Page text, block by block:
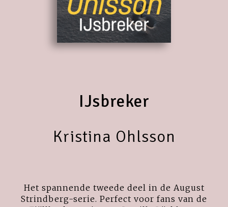
IJsbreker
Kristina Ohlsson
Het spannende tweede deel in de August
Strindberg-serie. Perfect voor fans van de